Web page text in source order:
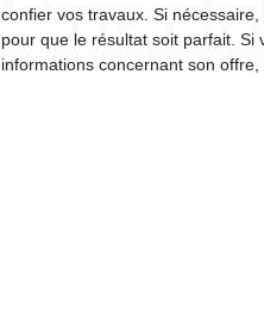
confier vos travaux. Si
pour que le résultat soit parfait. Si
informations concernant son